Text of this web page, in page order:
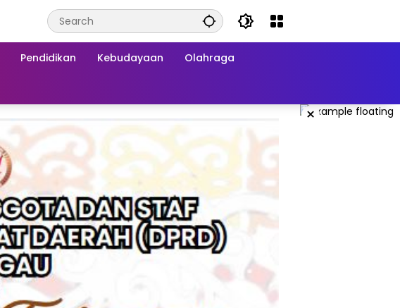
Pendidikan Kebudayaan Olahraga
×